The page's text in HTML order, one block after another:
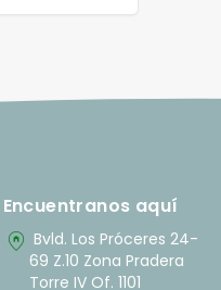
Encuentranos aquí
home_pin Bvld. Los Próceres 24-
69 Z.10 Zona Pradera
Torre IV Of. 1101